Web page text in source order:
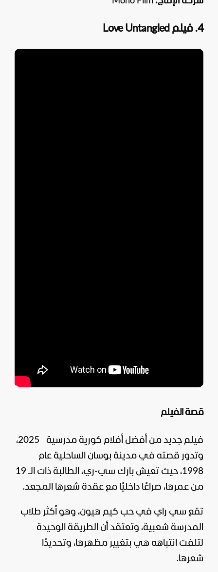
4. فيلم Love Untangled
قصة الفيلم
فيلم جديد من أفضل أفلام كورية مدرسية
2025،
وتدور قصته في مدينة بوسان الساحلية عام
1998، حيث تعيش بارك سي-ري، الطالبة ذات الـ 19
من عمرها، صراعًا داخليًا مع عقدة شعرها المجعد.
تقع سي راي في حب كيم هيون، وهو أكثر طلاب
المدرسة شعبية، وتعتقد أن الطريقة الوحيدة
لتلفت انتباهه هي بتغيير مظهرها، وتحديدًا
شعرها.